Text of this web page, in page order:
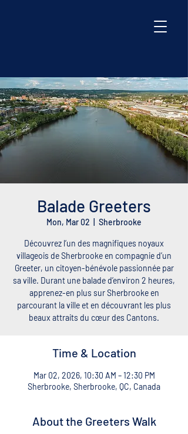
Balade Greeters
Mon, Mar 02 Sherbrooke
Découvrez l’un des magnifiques noyaux
villageois de Sherbrooke en compagnie d’un
Greeter, un citoyen-bénévole passionnée par
sa ville. Durant une balade d’environ 2 heures,
apprenez-en plus sur Sherbrooke en
parcourant la ville et en découvrant les plus
beaux attraits du cœur des Cantons.
Time & Location
Mar 02, 2026, 10:30 AM – 12:30 PM
Sherbrooke, Sherbrooke, QC, Canada
About the Greeters Walk